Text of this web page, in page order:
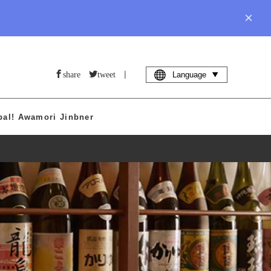
×
share tweet | Language
Awamori Jinbner